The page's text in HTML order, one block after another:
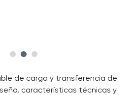
de carga y transferencia de
características técnicas y